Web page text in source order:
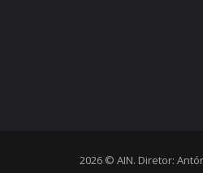
2026 © AIN. Diretor: